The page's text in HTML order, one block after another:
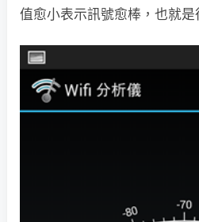
值愈小表示訊號愈棒，也就是